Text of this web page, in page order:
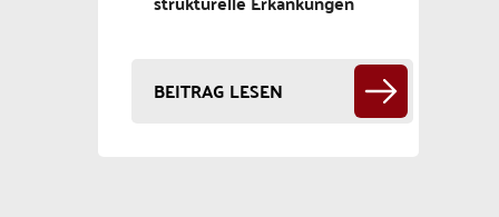
BEITRAG LESEN